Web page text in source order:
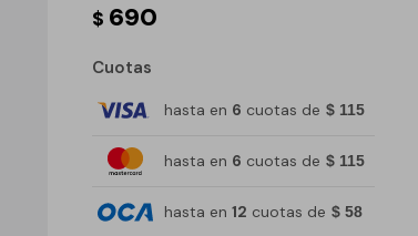
$ 690
Cuotas
hasta en 6 cuotas de $ 115
hasta en 6 cuotas de $ 115
hasta en 12 cuotas de $ 58